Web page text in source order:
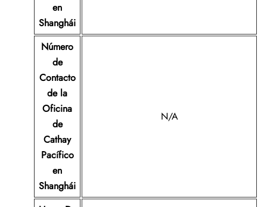
en
Shanghái
Número
de
Contacto
de la
Oficina
de
Cathay
Pacífico
en
Shanghái
N/A